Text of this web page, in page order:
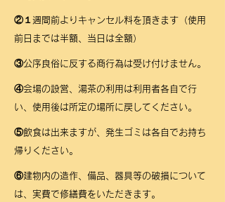
②１週間前よりキャンセル料を頂きます（使用
前日までは半額、当日は全額）
③公序良俗に反する商行為は受け付けません。
④会場の設営、湯茶の利用は利用者各自で行
い、使用後は所定の場所に戻してください。
⑤飲食は出来ますが、発生ゴミは各自でお持ち
帰りください。
⑥建物内の造作、備品、器具等の破損について
は、実費で修繕費をいただきます。